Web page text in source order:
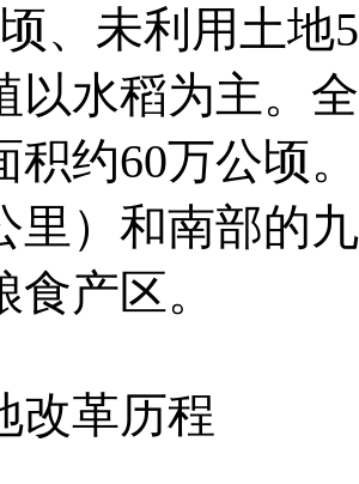
、未利用土
以水稻为主。
积约60万公顷
里）和南部的
产区。
改革历程